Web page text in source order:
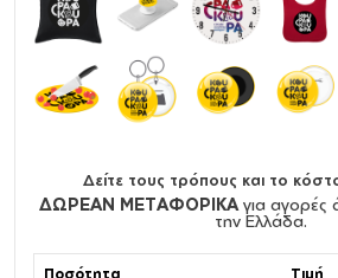
Δείτε τους τρόπους και το
ΔΩΡΕΑΝ ΜΕΤΑΦΟΡΙΚΑ για αγορές
την Ελλάδα.
Ποσότητα Τιμή